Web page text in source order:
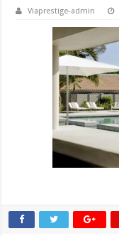
Viaprestige-admin